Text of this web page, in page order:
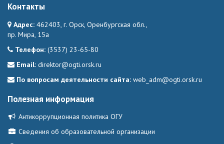
Контакты
Адрес: 462403, г. Орск, Оренбургская обл.,
пр. Мира, 15а
Телефон: (3537) 23-65-80
Email: direktor@ogti.orsk.ru
По вопросам деятельности сайта: web_adm@ogti.orsk.ru
Полезная информация
Антикоррупционная политика ОГУ
Сведения об образовательной организации